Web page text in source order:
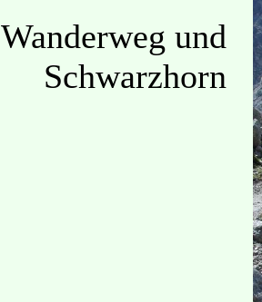
Wanderweg und
Schwarzhorn